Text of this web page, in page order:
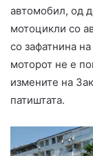
автомобил, од
мотоцикли со
со зафатнина
моторот не е
измените на
патиштата.